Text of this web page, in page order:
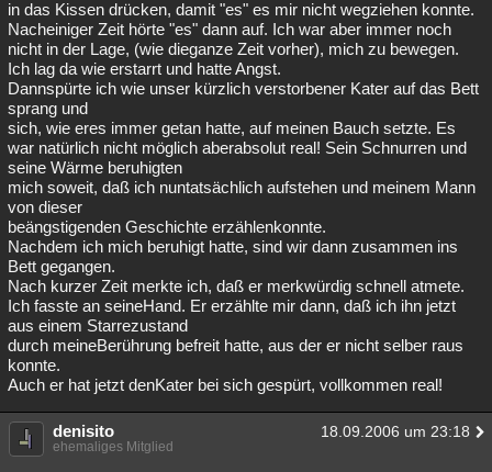
in das Kissen drücken, damit "es" es mir nicht wegziehen konnte.
Nacheiniger Zeit hörte "es" dann auf. Ich war aber immer noch
nicht in der Lage, (wie dieganze Zeit vorher), mich zu bewegen.
Ich lag da wie erstarrt und hatte Angst.
Dannspürte ich wie unser kürzlich verstorbener Kater auf das Bett
sprang und
sich, wie eres immer getan hatte, auf meinen Bauch setzte. Es
war natürlich nicht möglich aberabsolut real! Sein Schnurren und
seine Wärme beruhigten
mich soweit, daß ich nuntatsächlich aufstehen und meinem Mann
von dieser
beängstigenden Geschichte erzählenkonnte.
Nachdem ich mich beruhigt hatte, sind wir dann zusammen ins
Bett gegangen.
Nach kurzer Zeit merkte ich, daß er merkwürdig schnell atmete.
Ich fasste an seineHand. Er erzählte mir dann, daß ich ihn jetzt
aus einem Starrezustand
durch meineBerührung befreit hatte, aus der er nicht selber raus
konnte.
Auch er hat jetzt denKater bei sich gespürt, vollkommen real!
denisito 18.09.2006 um 23:18
ehemaliges Mitglied